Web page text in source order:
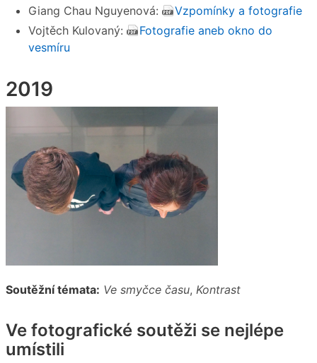
Giang Chau Nguyenová:
Vzpomínky a fotografie
Vojtěch Kulovaný:
Fotografie aneb okno do
vesmíru
2019
Soutěžní témata: Ve smyčce času, Kontrast
Ve fotografické soutěži se nejlépe
umístili